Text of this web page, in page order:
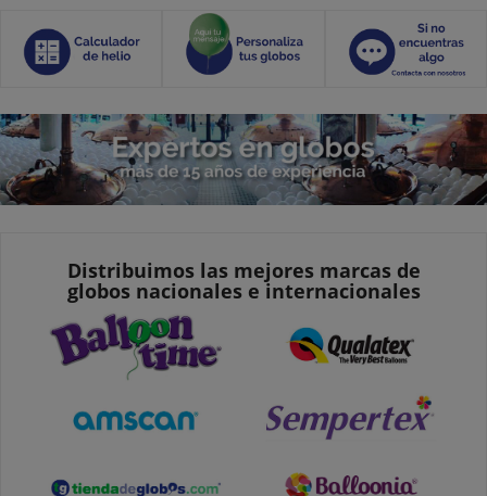
Distribuimos las mejores marcas de
globos nacionales e internacionales